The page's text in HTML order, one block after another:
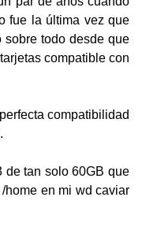
fue la última vez que
sobre todo desde que
compatible con
compatibilidad
de tan solo 60GB que
home en mi wd caviar